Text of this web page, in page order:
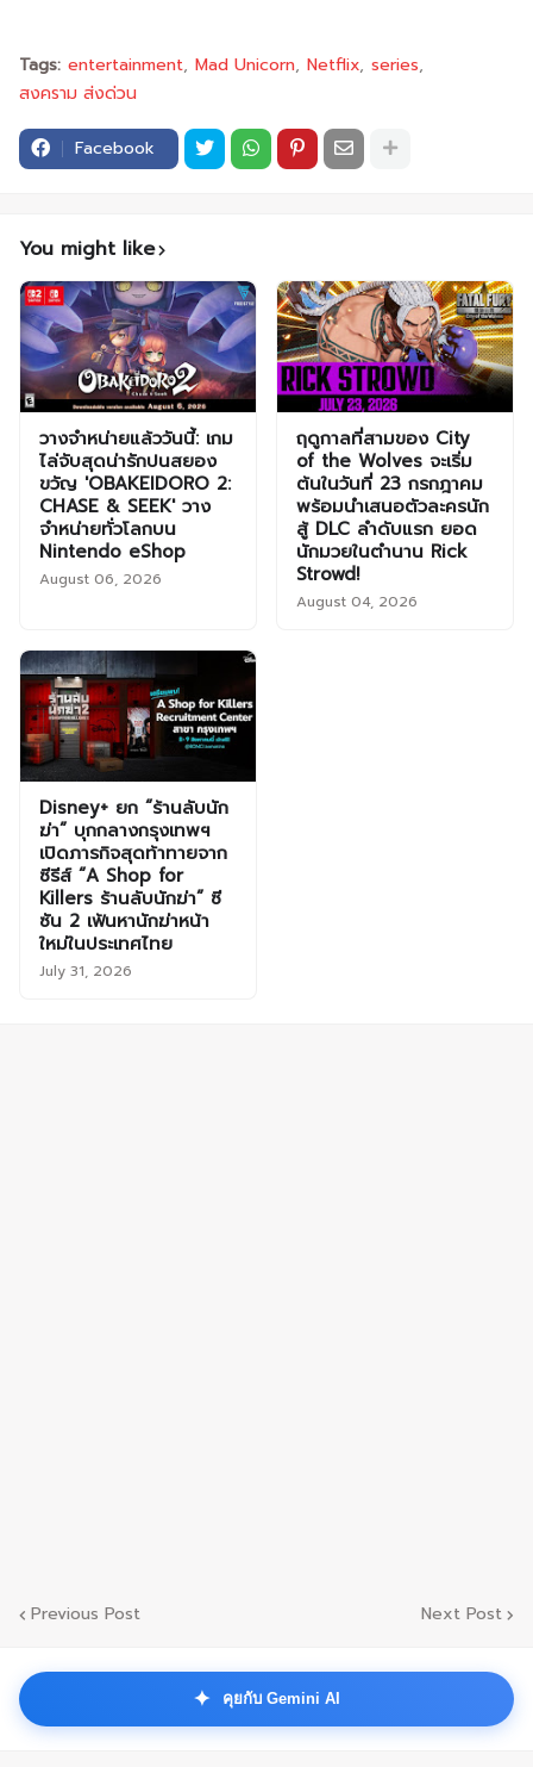
Tags: entertainment Mad Unicorn Netflix series
สงคราม ส่งด่วน
Facebook
You might like
วางจำหน่ายแล้ววันนี้: เกม
ไล่จับสุดน่ารักปนสยอง
ขวัญ 'OBAKEIDORO 2:
CHASE & SEEK' วาง
จำหน่ายทั่วโลกบน
Nintendo eShop
August 06, 2026
ฤดูกาลที่สามของ City
of the Wolves จะเริ่ม
ต้นในวันที่ 23 กรกฎาคม
พร้อมนำเสนอตัวละครนัก
สู้ DLC ลำดับแรก ยอด
นักมวยในตำนาน Rick
Strowd!
August 04, 2026
Disney+ ยก “ร้านลับนัก
ฆ่า” บุกกลางกรุงเทพฯ
เปิดภารกิจสุดท้าทายจาก
ซีรีส์ “A Shop for
Killers ร้านลับนักฆ่า” ซี
ซัน 2 เฟ้นหานักฆ่าหน้า
ใหม่ในประเทศไทย
July 31, 2026
Previous Post Next Post
✦ คุยกับ Gemini AI